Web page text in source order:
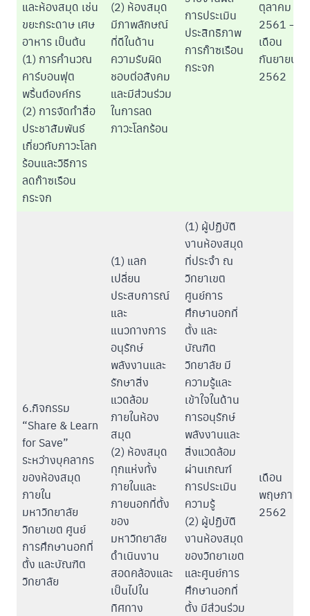
และห้องสมุด เช่น
ขยะกระดาษ เศษ
อาหาร เป็นต้น
(1) การคำนวณ
คาร์บอนฟุต
พริ้นต์องค์กร
(2) การจัดทำสื่อ
ประชาสัมพันธ์
เกี่ยวกับภาวะโลก
ร้อนและวิธีการ
ลดก๊าซเรือน
กระจก
(2) ห้องสมุด
มีภาพลักษณ์
ที่ดีในด้าน
ความรับผิด
ชอบต่อสังคม
และมีส่วนร่วม
ในการลด
ภาวะโลกร้อน
การประเมิน
ประสิทธิภาพ
การก๊าซเรือน
กระจก
ตุลาคม
2561 –
เดือน
กันยายน
2562
6.กิจกรรม
“Share & Learn
for Save”
ระหว่างบุคลากร
ของห้องสมุด
ภายใน
มหาวิทยาลัย
วิทยาเขต ศูนย์
การศึกษานอกที่
ตั้ง และบัณฑิต
วิทยาลัย
(1) แลก
เปลี่ยน
ประสบการณ์
และ
แนวทางการ
อนุรักษ์
พลังงานและ
รักษาสิ่ง
แวดล้อม
ภายในห้อง
สมุด
(2) ห้องสมุด
ทุกแห่งทั้ง
ภายในและ
ภายนอกที่ตั้ง
ของ
มหาวิทยาลัย
ดำเนินงาน
สอดคล้องและ
เป็นไปใน
ทิศทาง
(1) ผู้ปฏิบัติ
งานห้องสมุด
ที่ประจำ ณ
วิทยาเขต
ศูนย์การ
ศึกษานอกที่
ตั้ง และ
บัณฑิต
วิทยาลัย มี
ความรู้และ
เข้าใจในด้าน
การอนุรักษ์
พลังงานและ
สิ่งแวดล้อม
ผ่านเกณฑ์
การประเมิน
ความรู้
(2) ผู้ปฏิบัติ
งานห้องสมุด
ของวิทยาเขต
และศูนย์การ
ศึกษานอกที่
ตั้ง มีส่วนร่วม
เดือน
พฤษภาคม
2562